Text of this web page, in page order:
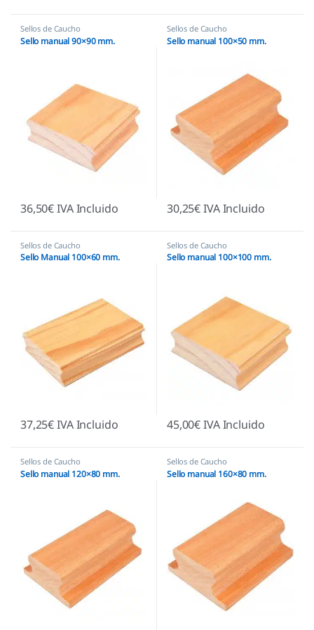
Sellos de Caucho
Sello manual 90×90 mm.
36,50€IVA Incluido
Sellos de Caucho
Sello manual 100×50 mm.
30,25€IVA Incluido
Sellos de Caucho
Sello Manual 100×60 mm.
37,25€IVA Incluido
Sellos de Caucho
Sello manual 100×100 mm.
45,00€IVA Incluido
Sellos de Caucho
Sello manual 120×80 mm.
Sellos de Caucho
Sello manual 160×80 mm.